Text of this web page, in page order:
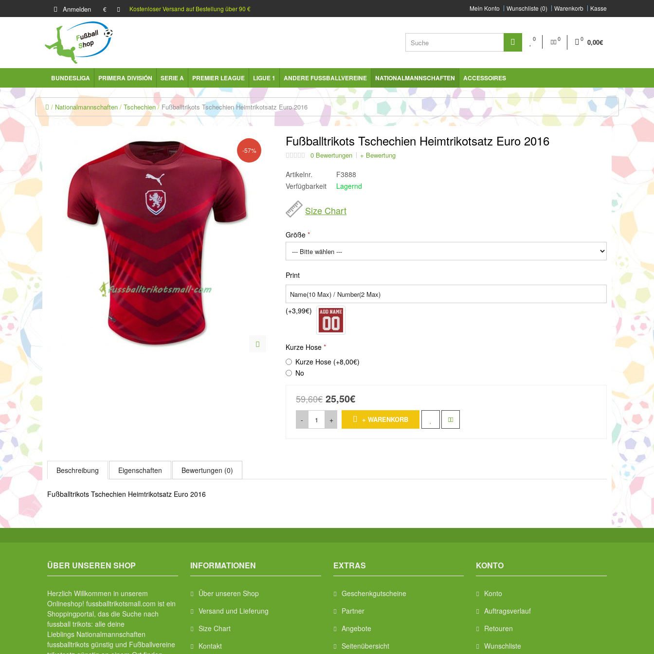
Anmelden € Kostenloser Versand auf Bestellung über 90 € Mein Konto Wunschliste (0) Warenkorb Kasse
0 0 0 0,00€
BUNDESLIGA PRIMERA DIVISIÓN SERIE A PREMIER LEAGUE LIGUE 1 ANDERE FUSSBALLVEREINE NATIONALMANNSCHAFTEN ACCESSOIRES
Nationalmannschaften Tschechien Fußballtrikots Tschechien Heimtrikotsatz Euro 2016
-57%
Fußballtrikots Tschechien Heimtrikotsatz Euro 2016
0 Bewertungen + Bewertung
Artikelnr.
F3888
Verfügbarkeit
Lagernd
Size Chart
Größe
Print
(+3,99€)
Kurze Hose
Kurze Hose (+8,00€)
No
59,60€ 25,50€
- + + WARENKORB
Beschreibung Eigenschaften Bewertungen (0)
Fußballtrikots Tschechien Heimtrikotsatz Euro 2016
ÜBER UNSEREN SHOP
Herzlich Willkommen in unserem
Onlineshop! fussballtrikotsmall.com ist ein
Shoppingportal, das die Suche nach
fussball trikots: alle deine
Lieblings Nationalmannschaften
fussballtrikots günstig und Fußballvereine
INFORMATIONEN
Über unseren Shop
Versand und Lieferung
Size Chart
Kontakt
EXTRAS
Geschenkgutscheine
Partner
Angebote
Seitenübersicht
KONTO
Konto
Auftragsverlauf
Retouren
Wunschliste